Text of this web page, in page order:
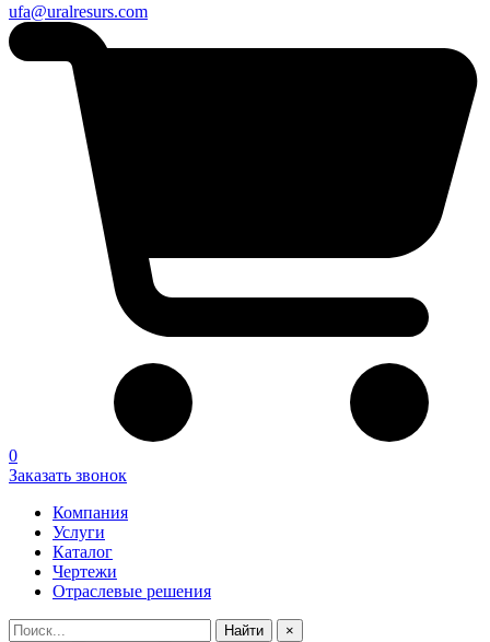
ufa@uralresurs.com
0
Заказать звонок
Компания
Услуги
Каталог
Чертежи
Отраслевые решения
Найти ×